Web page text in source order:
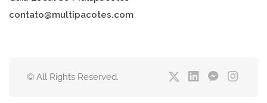
contato@multipacotes.com
© All Rights Reserved.